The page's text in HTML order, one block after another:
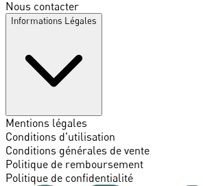
Nous contacter
Informations Légales
Mentions légales
Conditions d'utilisation
Conditions générales de vente
Politique de remboursement
Politique de confidentialité